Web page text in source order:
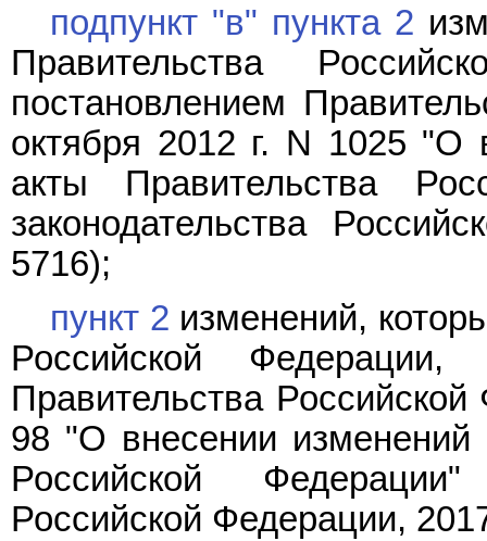
подпункт "в" пункта 2
Правительства
постановлением
октября 2012 г. N 1025 "О
акты Правительства
законодательства
5716);
пункт 2 изменений,
Российской Федерации,
Правительства
98 "О внесении изменений
Российской
Российской Федерации,